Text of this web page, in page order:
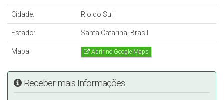
Cidade: Rio do Sul
Estado: Santa Catarina, Brasil
Mapa: Abrir no Google Maps
Receber mais Informações